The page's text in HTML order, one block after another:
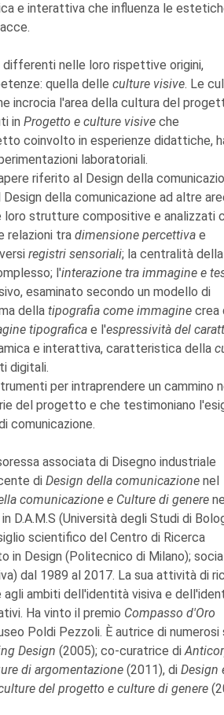
e interattiva che influenza le
nelle loro rispettive origini,
quella delle culture visive. Le
incrocia l'area della cultura del
in Progetto e culture visive che
coinvolto in esperienze didattiche,
laboratoriali.
riferito al Design della
della comunicazione ad altre
strutture compositive e analizzati
relazioni tra dimensione percettiva e
registri sensoriali; la centralità della
l'interazione tra immagine e
esaminato secondo un modello di
della tipografia come immagine crea
tipografica e l'espressività del
e interattiva, caratteristica della
digitali.
per intraprendere un cammino
del progetto e che testimoniano
comunicazione.
associata di Disegno industriale
di Design della comunicazione nel
comunicazione e Culture di genere
D.A.M.S (Università degli Studi di
scientifico del Centro di Ricerca
in Design (Politecnico di Milano); socia
dal 1989 al 2017. La sua attività di
agli ambiti dell'identità visiva e
Ha vinto il premio Compasso d'Oro
Poldi Pezzoli. È autrice di numerosi
Design (2005); co-curatrice di
di argomentazione (2011), di Design
del progetto e culture di genere